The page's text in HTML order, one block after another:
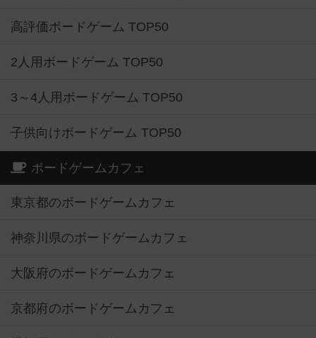
高評価ボードゲーム TOP50
2人用ボードゲーム TOP50
3～4人用ボードゲーム TOP50
子供向けボードゲーム TOP50
ボードゲームカフェ
東京都のボードゲームカフェ
神奈川県のボードゲームカフェ
大阪府のボードゲームカフェ
京都府のボードゲームカフェ